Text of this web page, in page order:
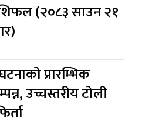
(२०८३ साउन २१
प्रारम्भिक
उच्चस्तरीय टोली